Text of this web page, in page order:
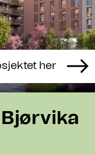
her